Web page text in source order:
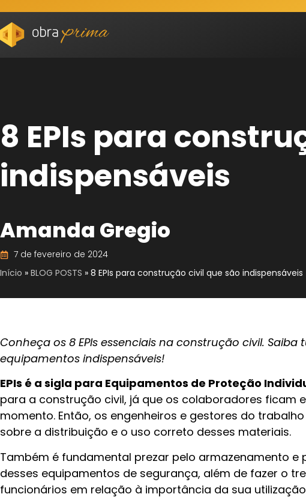
8 EPIs para
indispensáveis
Amanda Gregio
7 de fevereiro de 2024
Início » BLOG POSTS » 8 EPIs para construção civil que são indispensáveis
Conheça os 8 EPIs essenciais na construção civil. Saiba
equipamentos indispensáveis!
EPIs é a sigla para Equipamentos de Proteção
para a construção civil, já que os colaboradores ficam
momento. Então, os engenheiros e gestores do
sobre a distribuição e o uso correto desses materiais.
Também é fundamental prezar pelo armazenamento e
desses equipamentos de segurança, além de fazer o
funcionários em relação à importância da sua